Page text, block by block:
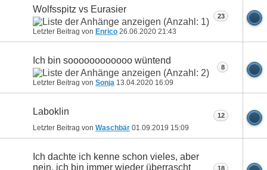
Wolfsspitz vs Eurasier
Letzter Beitrag von Enrico 26.06.2020 21:43
23
Ich bin soooooooooooo wüntend
Letzter Beitrag von Sonja 13.04.2020 16:09
8
Laboklin
Letzter Beitrag von Waschbär 01.09.2019 15:09
12
Ich dachte ich kenne schon vieles, aber
nein, ich bin immer wieder überrascht
18